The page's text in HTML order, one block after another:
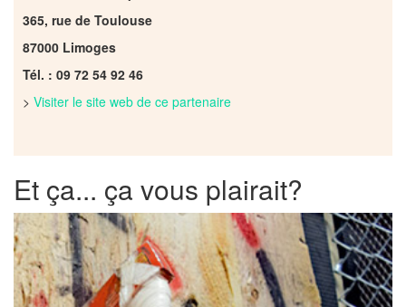
365, rue de Toulouse
87000 Limoges
Tél. : 09 72 54 92 46
> Visiter le site web de ce partenaire
Et ça... ça vous plairait?